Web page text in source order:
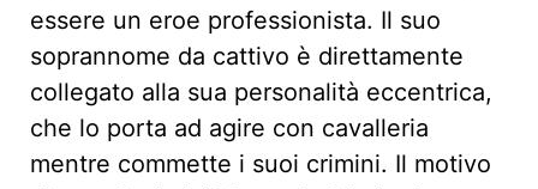
essere un eroe professionista. Il suo
soprannome da cattivo è direttamente
collegato alla sua personalità eccentrica,
che lo porta ad agire con cavalleria
mentre commette i suoi crimini. Il motivo